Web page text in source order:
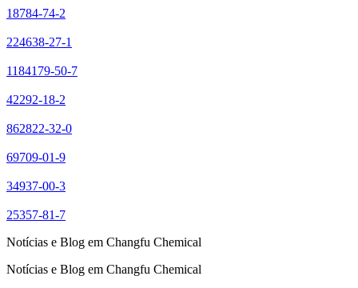
18784-74-2
224638-27-1
1184179-50-7
42292-18-2
862822-32-0
69709-01-9
34937-00-3
25357-81-7
Notícias e Blog em Changfu Chemical
Notícias e Blog em Changfu Chemical